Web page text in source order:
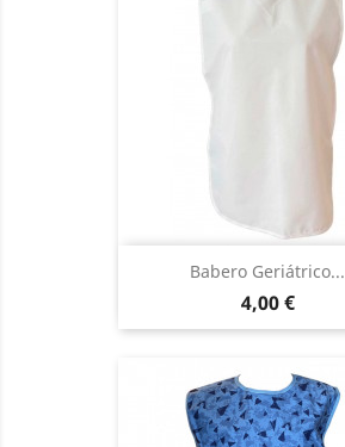
Babero Geriátrico...
Precio
4,00 €